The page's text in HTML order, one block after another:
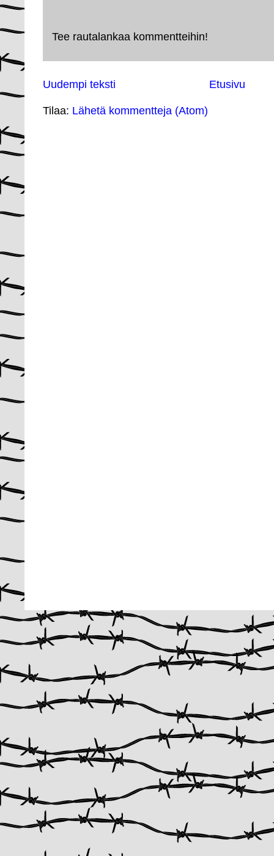
Tee rautalankaa kommentteihin!
Uudempi teksti Etusivu
Tilaa: Lähetä kommentteja (Atom)